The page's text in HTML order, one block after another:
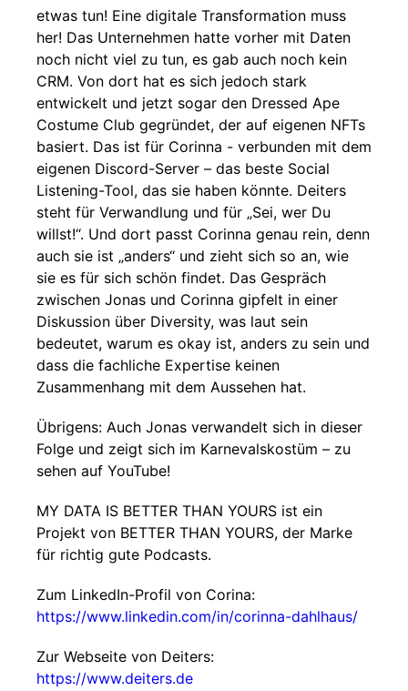
etwas tun! Eine digitale Transformation muss
her! Das Unternehmen hatte vorher mit Daten
noch nicht viel zu tun, es gab auch noch kein
CRM. Von dort hat es sich jedoch stark
entwickelt und jetzt sogar den Dressed Ape
Costume Club gegründet, der auf eigenen NFTs
basiert. Das ist für Corinna - verbunden mit dem
eigenen Discord-Server – das beste Social
Listening-Tool, das sie haben könnte. Deiters
steht für Verwandlung und für „Sei, wer Du
willst!“. Und dort passt Corinna genau rein, denn
auch sie ist „anders“ und zieht sich so an, wie
sie es für sich schön findet. Das Gespräch
zwischen Jonas und Corinna gipfelt in einer
Diskussion über Diversity, was laut sein
bedeutet, warum es okay ist, anders zu sein und
dass die fachliche Expertise keinen
Zusammenhang mit dem Aussehen hat.
Übrigens: Auch Jonas verwandelt sich in dieser
Folge und zeigt sich im Karnevalskostüm – zu
sehen auf YouTube!
MY DATA IS BETTER THAN YOURS ist ein
Projekt von BETTER THAN YOURS, der Marke
für richtig gute Podcasts.
Zum LinkedIn-Profil von Corina:
https://www.linkedin.com/in/corinna-dahlhaus/
Zur Webseite von Deiters:
https://www.deiters.de